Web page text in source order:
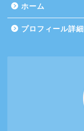
ホーム
プロフィール詳細